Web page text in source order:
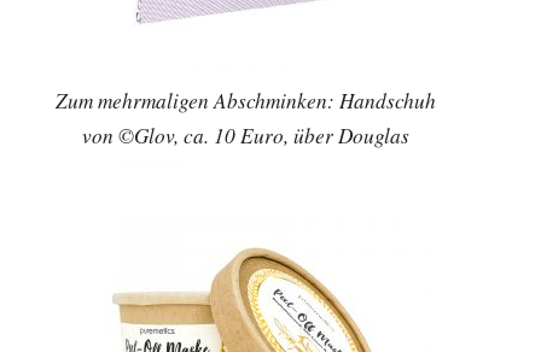
Zum mehrmaligen Abschminken: Handschuh
von ©Glov, ca. 10 Euro, über Douglas